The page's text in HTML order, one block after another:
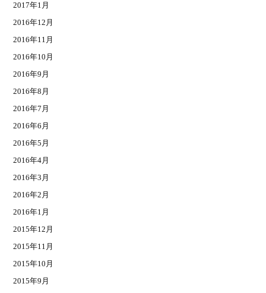
2017年1月
2016年12月
2016年11月
2016年10月
2016年9月
2016年8月
2016年7月
2016年6月
2016年5月
2016年4月
2016年3月
2016年2月
2016年1月
2015年12月
2015年11月
2015年10月
2015年9月